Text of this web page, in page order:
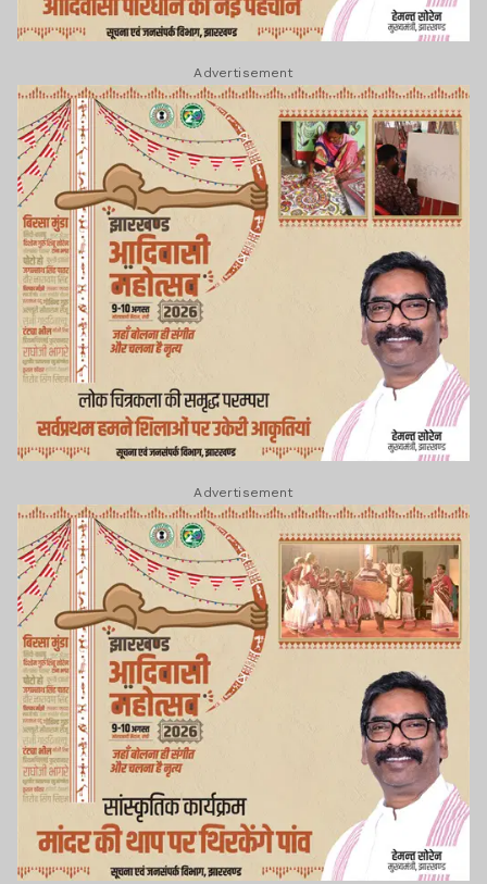
Advertisement
Advertisement